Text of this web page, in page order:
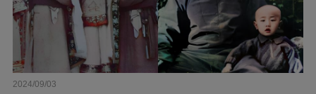
2024/09/03